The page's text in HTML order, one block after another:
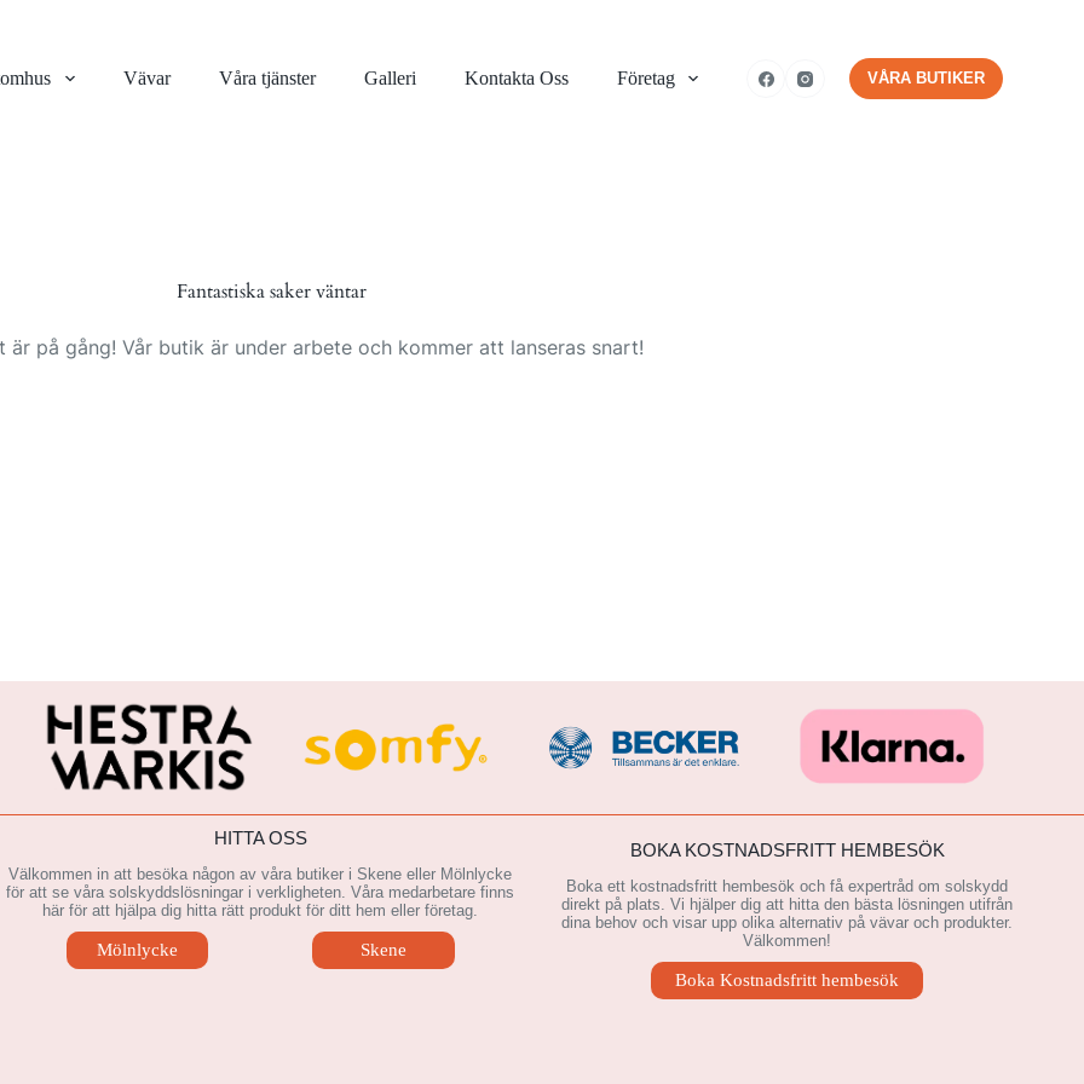
Vävar Våra tjänster Galleri Kontakta Oss Företag VÅRA BUTIKER
Fantastiska saker väntar
är på gång! Vår butik är under arbete och kommer att lanseras snart!
HITTA OSS
Välkommen in att besöka någon av våra butiker i Skene eller Mölnlycke
för att se våra solskyddslösningar i verkligheten. Våra medarbetare finns
här för att hjälpa dig hitta rätt produkt för ditt hem eller företag.
Mölnlycke Skene
BOKA KOSTNADSFRITT HEMBESÖK
Boka ett kostnadsfritt hembesök och få expertråd om solskydd
direkt på plats. Vi hjälper dig att hitta den bästa lösningen utifrån
dina behov och visar upp olika alternativ på vävar och produkter.
Välkommen!
Boka Kostnadsfritt hembesök